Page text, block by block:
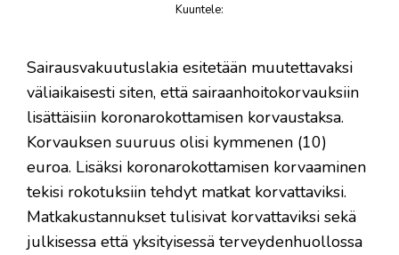
Kuuntele:
​Sairausvakuutuslakia esitetään muutettavaksi
väliaikaisesti siten, että sairaanhoitokorvauksiin
lisättäisiin koronarokottamisen korvaustaksa.
Korvauksen suuruus olisi kymmenen (10)
euroa. Lisäksi koronarokottamisen korvaaminen
tekisi rokotuksiin tehdyt matkat korvattaviksi.
Matkakustannukset tulisivat korvattaviksi sekä
julkisessa että yksityisessä terveydenhuollossa